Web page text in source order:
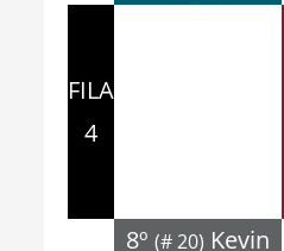
FILA
4
8º(# 20) Kevin